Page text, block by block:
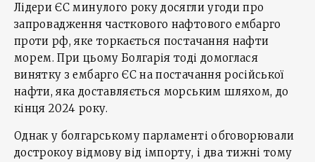
Лідери ЄС минулого року досягли угоди про
запровадження часткового нафтового ембарго
проти рф, яке торкається постачання нафти
морем. При цьому Болгарія тоді домоглася
винятку з ембарго ЄС на постачання російської
нафти, яка доставляється морським шляхом, до
кінця 2024 року.
Однак у болгарському парламенті обговорювали
дострокоу відмову від імпорту, і два тижні тому